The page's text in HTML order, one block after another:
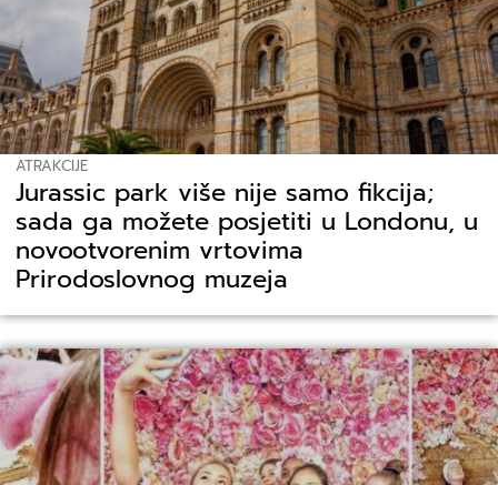
ATRAKCIJE
Jurassic park više nije samo fikcija;
sada ga možete posjetiti u Londonu, u
novootvorenim vrtovima
Prirodoslovnog muzeja